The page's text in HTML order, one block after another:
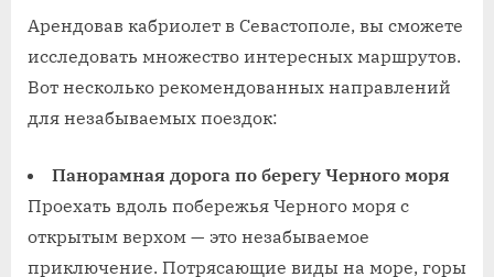
Арендовав кабриолет в Севастополе, вы сможете
исследовать множество интересных маршрутов.
Вот несколько рекомендованных направлений
для незабываемых поездок:
Панорамная дорога по берегу Черного моря
Проехать вдоль побережья Черного моря с
открытым верхом — это незабываемое
приключение. Потрясающие виды на море, горы